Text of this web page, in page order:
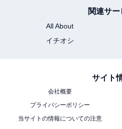
関連サー
All About
イチオシ
サイト
会社概要
プライバシーポリシー
当サイトの情報についての注意